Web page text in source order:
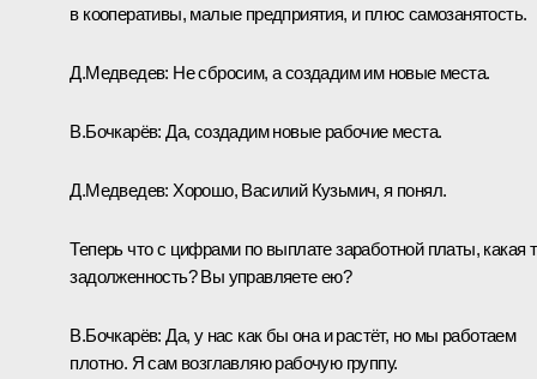
в кооперативы, малые предприятия, и плюс самозанятость.
Д.Медведев: Не сбросим, а создадим им новые места.
В.Бочкарёв: Да, создадим новые рабочие места.
Д.Медведев: Хорошо, Василий Кузьмич, я понял.
Теперь что с цифрами по выплате заработной платы, какая
задолженность? Вы управляете ею?
В.Бочкарёв: Да, у нас как бы она и растёт, но мы работаем
плотно. Я сам возглавляю рабочую группу.